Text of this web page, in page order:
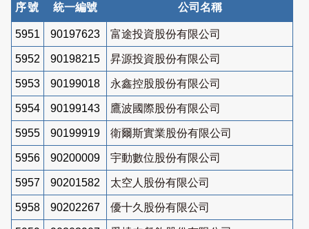
序號 統一編號 公司名稱
5951 90197623 富途投資股份有限公司
5952 90198215 昇源投資股份有限公司
5953 90199018 永鑫控股股份有限公司
5954 90199143 鷹波國際股份有限公司
5955 90199919 衛爾斯實業股份有限公司
5956 90200009 宇動數位股份有限公司
5957 90201582 太空人股份有限公司
5958 90202267 優十久股份有限公司